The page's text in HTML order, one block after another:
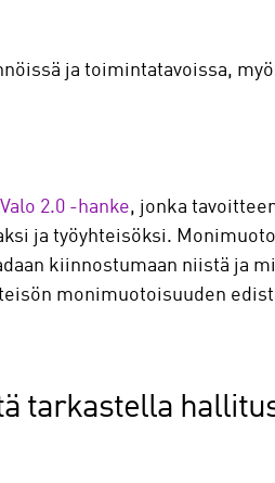
ja toimintatavoissa,
Valo 2.0 -hanke, jonka
ja työyhteisöksi.
kiinnostumaan niistä ja
monimuotoisuuden
tarkastella